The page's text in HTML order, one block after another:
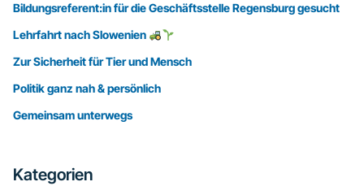
Bildungsreferent:in für die Geschäftsstelle Regensburg gesucht
Lehrfahrt nach Slowenien
Zur Sicherheit für Tier und Mensch
Politik ganz nah & persönlich
Gemeinsam unterwegs
Kategorien